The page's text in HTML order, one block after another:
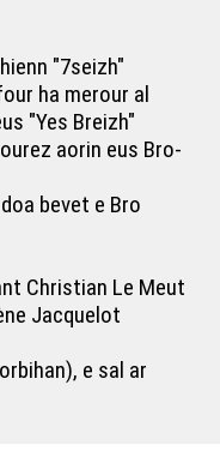
Vro Vigoudenn
"7seizh"
ha merour al
"Yes Breizh"
aorin eus Bro-
bevet e Bro
Christian Le Meut
Jacquelot
e sal ar